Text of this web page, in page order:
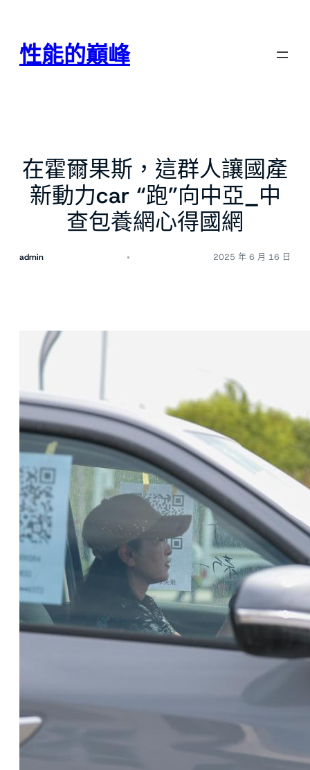
性能的巔峰
在霍爾果斯，這群人讓國產
新動力car “跑”向中亞_中
查包養網心得國網
admin 2025 年 6 月 16 日